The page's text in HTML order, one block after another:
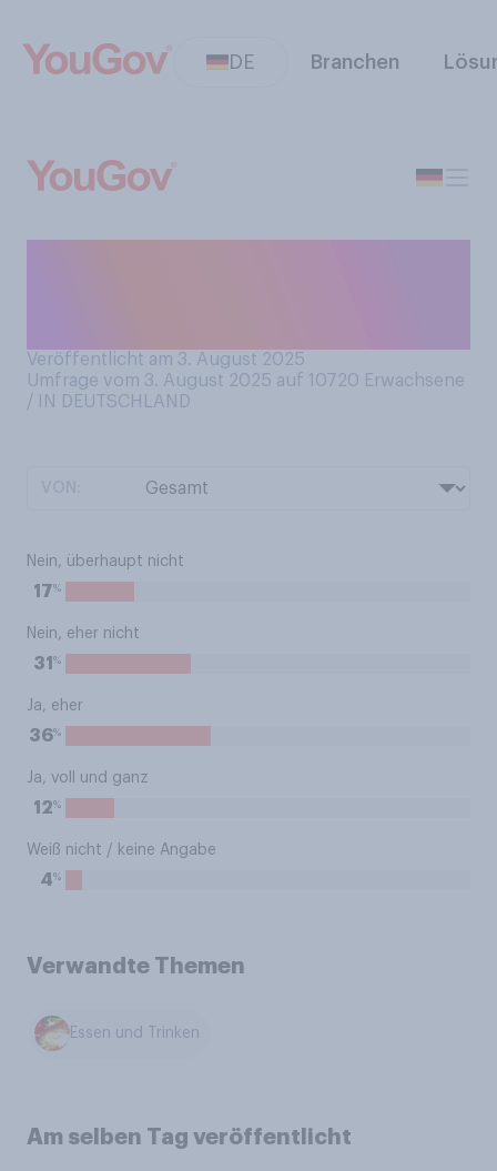
DE Branchen
Veröffentlicht am 3. August 2025
Umfrage vom 3. August 2025 auf 10720 Erwachsene
/ IN DEUTSCHLAND
Nein, überhaupt nicht
17%
Nein, eher nicht
31 %
Ja, eher
36%
Ja, voll und ganz
12%
Weiß nicht / keine Angabe
4%
Verwandte Themen
Essen und Trinken
Am selben Tag veröffentlicht